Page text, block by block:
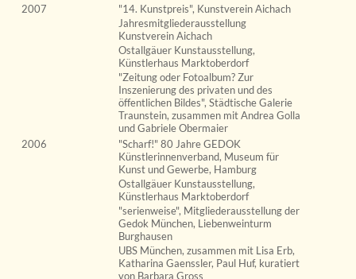
2007
"14. Kunstpreis", Kunstverein Aichach
Jahresmitgliederausstellung
Kunstverein Aichach
Ostallgäuer Kunstausstellung,
Künstlerhaus Marktoberdorf
"Zeitung oder Fotoalbum? Zur
Inszenierung des privaten und des
öffentlichen Bildes", Städtische Galerie
Traunstein, zusammen mit Andrea Golla
und Gabriele Obermaier
2006
"Scharf!" 80 Jahre GEDOK
Künstlerinnenverband, Museum für
Kunst und Gewerbe, Hamburg
Ostallgäuer Kunstausstellung,
Künstlerhaus Marktoberdorf
"serienweise", Mitgliederausstellung der
Gedok München, Liebenweinturm
Burghausen
UBS München, zusammen mit Lisa Erb,
Katharina Gaenssler, Paul Huf, kuratiert
von Barbara Gross